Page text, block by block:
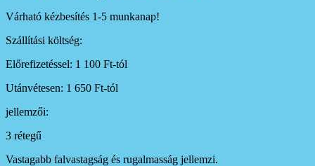
Várható kézbesítés 1-5 munkanap!
Szállítási költség:
Előrefizetéssel: 1 100 Ft-tól
Utánvétesen: 1 650 Ft-tól
jellemzői:
3 rétegű
Vastagabb falvastagság és rugalmasság jellemzi.